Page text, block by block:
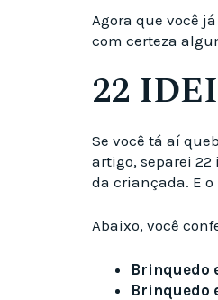
Agora que você
com certeza
22
Se você tá aí
artigo, separei
da criançada. E
Abaixo, você
Brinquedo
Brinquedo